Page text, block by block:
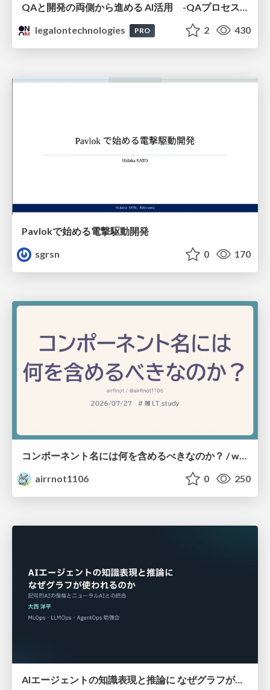
QAと開発の両側から進める AI活用 -QAプロセスAI支援ツールキットと Inner Loop / Outer Loopの取り組み-
legalontechnologies
PRO 2 430
Pavlokで始める電撃駆動開発
sgrsn
0 170
airrnot1106
0 250
AIエージェントの知識表現と推論に なぜグラフが使われるのか - 記号的AIの復権とニューラルAIとの統合